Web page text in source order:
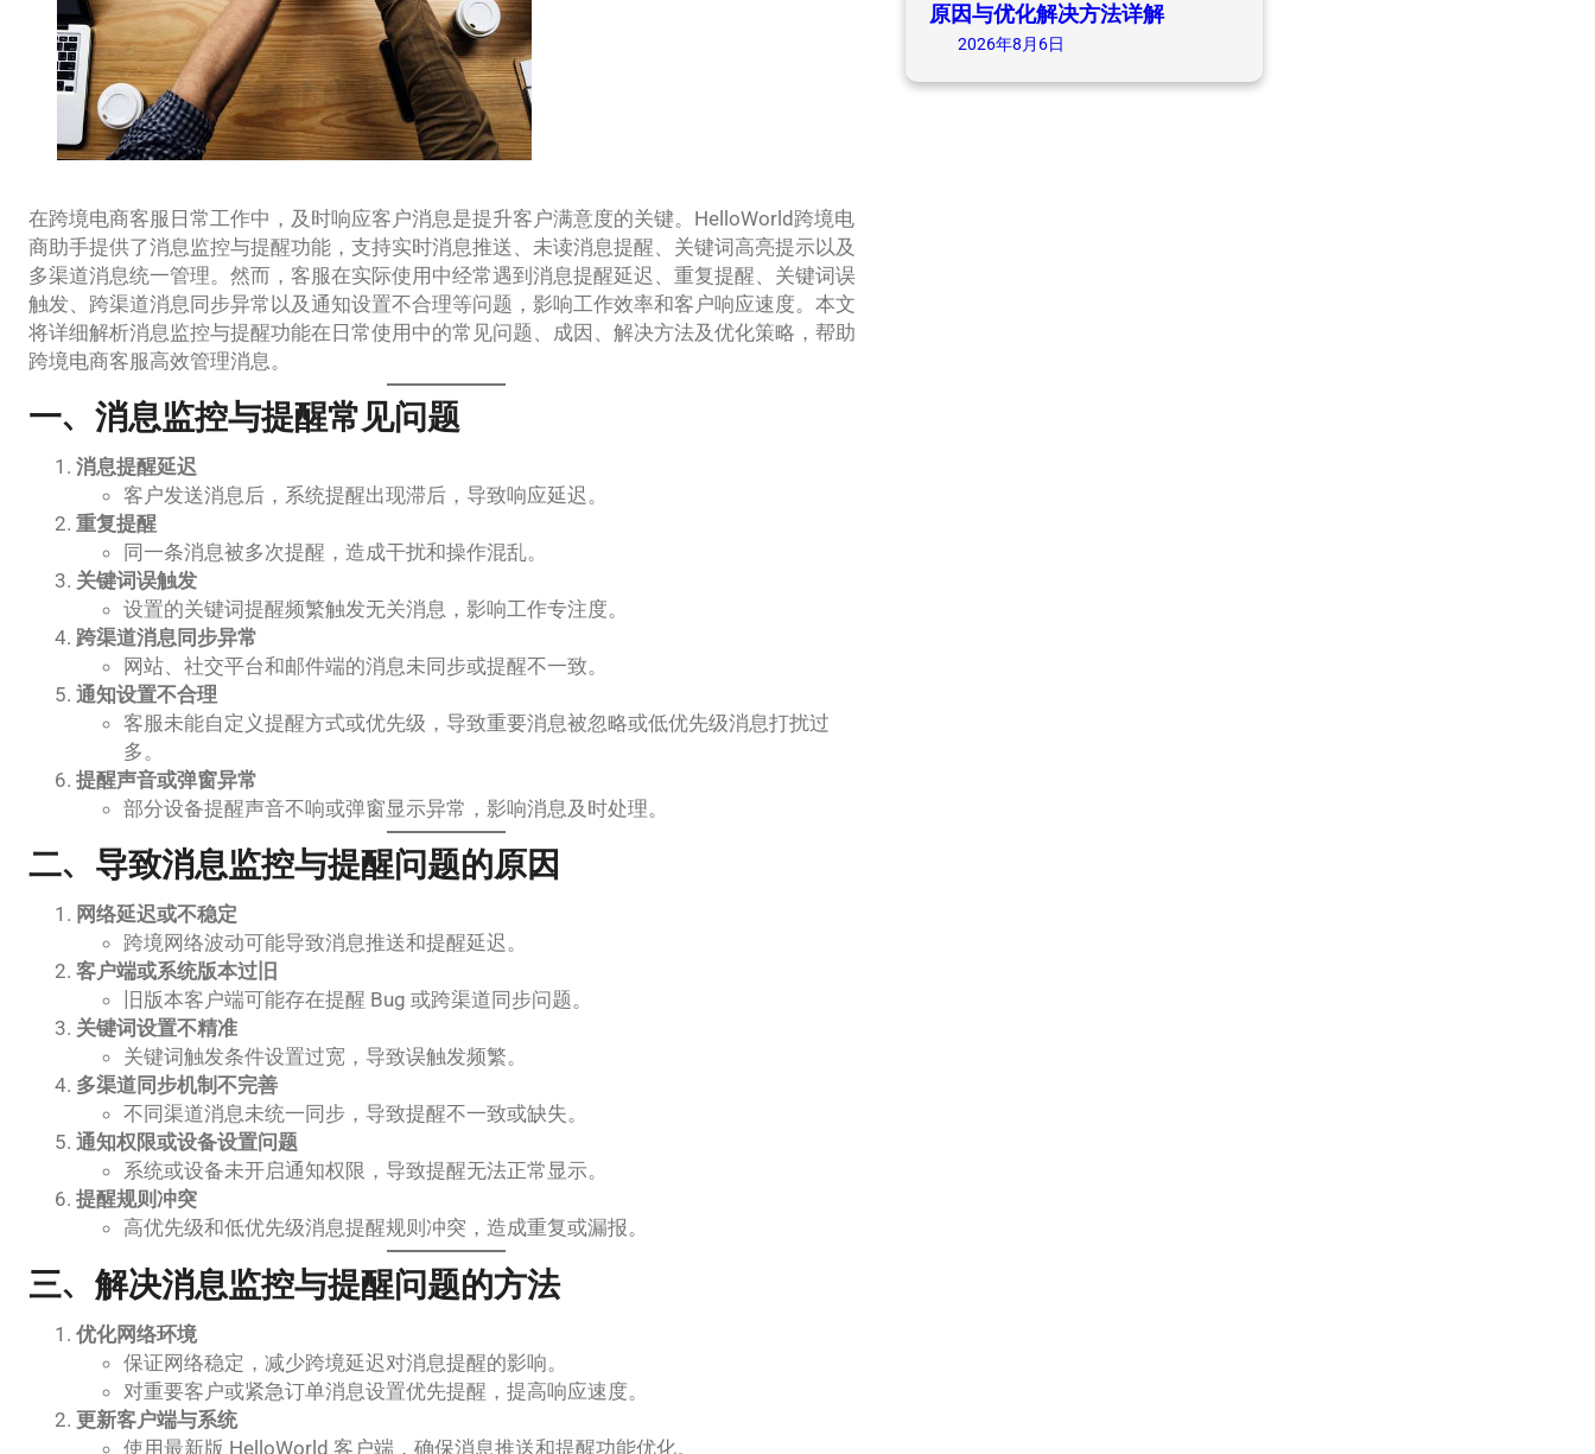
在跨境电商客服日常工作中，及时响应客户消息是提升客户满意度的关键。HelloWorld跨境电
商助手提供了消息监控与提醒功能，支持实时消息推送、未读消息提醒、关键词高亮提示以及
多渠道消息统一管理。然而，客服在实际使用中经常遇到消息提醒延迟、重复提醒、关键词误
触发、跨渠道消息同步异常以及通知设置不合理等问题，影响工作效率和客户响应速度。本文
将详细解析消息监控与提醒功能在日常使用中的常见问题、成因、解决方法及优化策略，帮助
跨境电商客服高效管理消息。
一、消息监控与提醒常见问题
消息提醒延迟
客户发送消息后，系统提醒出现滞后，导致响应延迟。
重复提醒
同一条消息被多次提醒，造成干扰和操作混乱。
关键词误触发
设置的关键词提醒频繁触发无关消息，影响工作专注度。
跨渠道消息同步异常
网站、社交平台和邮件端的消息未同步或提醒不一致。
通知设置不合理
客服未能自定义提醒方式或优先级，导致重要消息被忽略或低优先级消息打扰过
多。
提醒声音或弹窗异常
部分设备提醒声音不响或弹窗显示异常，影响消息及时处理。
二、导致消息监控与提醒问题的原因
网络延迟或不稳定
跨境网络波动可能导致消息推送和提醒延迟。
客户端或系统版本过旧
旧版本客户端可能存在提醒 Bug 或跨渠道同步问题。
关键词设置不精准
关键词触发条件设置过宽，导致误触发频繁。
多渠道同步机制不完善
不同渠道消息未统一同步，导致提醒不一致或缺失。
通知权限或设备设置问题
系统或设备未开启通知权限，导致提醒无法正常显示。
提醒规则冲突
高优先级和低优先级消息提醒规则冲突，造成重复或漏报。
三、解决消息监控与提醒问题的方法
优化网络环境
保证网络稳定，减少跨境延迟对消息提醒的影响。
对重要客户或紧急订单消息设置优先提醒，提高响应速度。
更新客户端与系统
使用最新版 HelloWorld 客户端，确保消息推送和提醒功能优化。
原因与优化解决方法详解
2026年8月6日